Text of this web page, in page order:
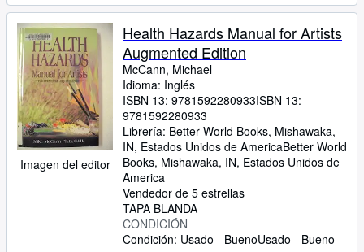
Imagen del editor
Health Hazards Manual for Artists
Augmented Edition
McCann, Michael
Idioma: Inglés
ISBN 13: 9781592280933ISBN 13:
9781592280933
Librería: Better World Books, Mishawaka,
IN, Estados Unidos de AmericaBetter World
Books, Mishawaka, IN, Estados Unidos de
America
Vendedor de 5 estrellas
TAPA BLANDA
CONDICIÓN
Condición: Usado - BuenoUsado - Bueno